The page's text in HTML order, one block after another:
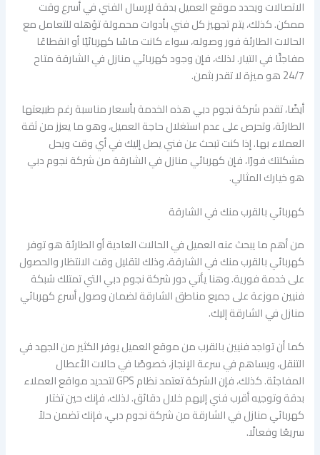
الاتصالات ويحدد موقع العميل بدقة لإرسال الفني في أسرع وقت
ممكن. كذلك، يتم تجهيز كل فني بأدوات محمولة تؤهله للتعامل مع
الحالات الطارئة فور وصوله، سواء كانت ماسًا كهربائيًا أو انقطاعًا
مفاجئًا في التيار. لذلك، فإن وجود كهربائي منازل في الشارقة متاح
24/7 هو ميزة لا تقدر بثمن.
أيضًا، تقدم شركة نجوم دبي هذه الخدمة بأسعار مناسبة رغم طبيعتها
الطارئة، وتحرص على عدم استغلال حاجة العميل، وهو ما يعزز من ثقة
العملاء بها. إذا كنت تبحث عن فني يصل إليك في أي وقت ويحل
مشكلتك فورًا، فإن كهربائي منازل في الشارقة من شركة نجوم دبي
هو خيارك المثالي.
كهربائي بالقرب منك في الشارقة
من أهم ما يبحث عنه العميل في الحالات العادية أو الطارئة هو توفر
كهربائي بالقرب منك في الشارقة، وذلك لتقليل وقت الانتظار والحصول
على خدمة فورية. وهنا يأتي دور شركة نجوم دبي التي تمتلك شبكة
فنيين موزعة على جميع مناطق الشارقة لضمان وصول أسرع كهربائي
منازل في الشارقة إليك.
كما أن تواجد فنيين بالقرب من موقع العميل يوفر الكثير من الجهد في
التنقل، ويساهم في سرعة الإنجاز، خصوصًا في حالات الأعطال
المفاجئة. كذلك، فإن الشركة تعتمد نظام GPS لتحديد مواقع العملاء
بدقة وتوجيه أقرب فني إليهم خلال دقائق. لذلك، فإنك حين تختار
كهربائي منازل في الشارقة من شركة نجوم دبي، فإنك تضمن حلاً
سريعًا وفعالًا.